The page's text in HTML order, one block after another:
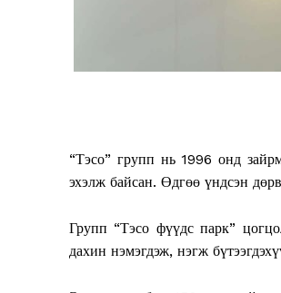
“Тэсо” групп нь 1996 онд
эхэлж байсан. Өдгөө үндсэн
Групп “Тэсо фүүдс парк”
дахин нэмэгдэж, нэгж